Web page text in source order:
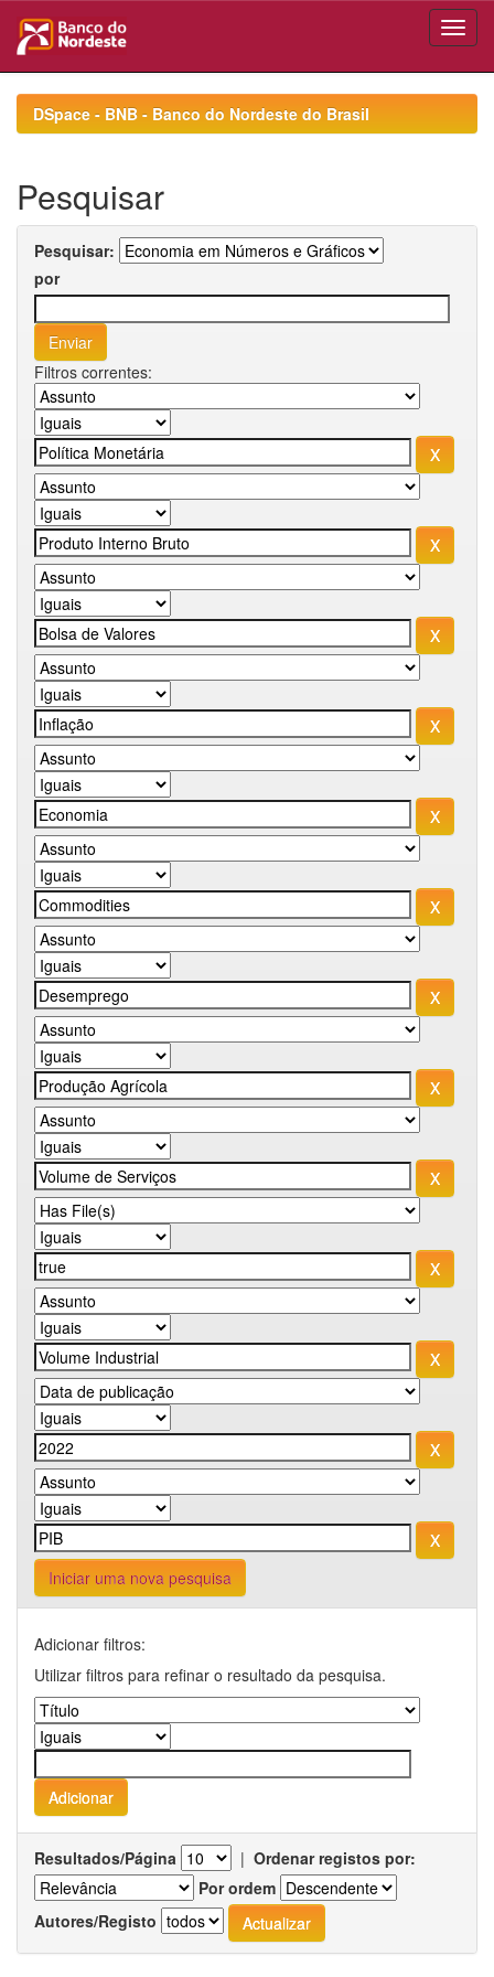
navigationDSpace - BNB - Banco do Nordeste do Brasil
Pesquisar
Pesquisar:
por
Filtros correntes:
Iniciar uma nova pesquisa
Adicionar filtros:
Utilizar filtros para refinar o resultado da pesquisa.
Resultados/Página | Ordenar registos por:
Por ordem
Autores/Registo